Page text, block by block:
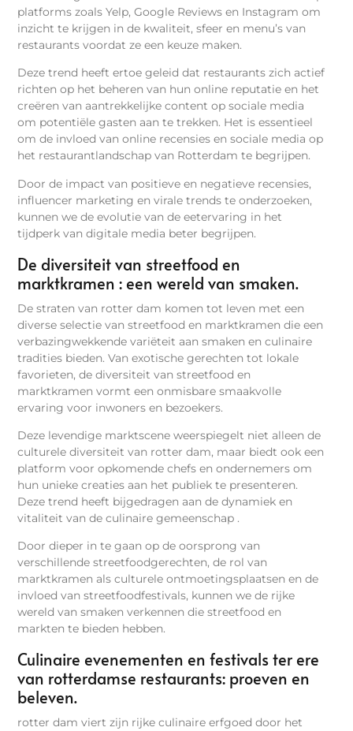
platforms zoals Yelp, Google Reviews en Instagram om
inzicht te krijgen in de kwaliteit, sfeer en menu’s van
restaurants voordat ze een keuze maken.
Deze trend heeft ertoe geleid dat restaurants zich actief
richten op het beheren van hun online reputatie en het
creëren van aantrekkelijke content op sociale media
om potentiële gasten aan te trekken. Het is essentieel
om de invloed van online recensies en sociale media op
het restaurantlandschap van Rotterdam te begrijpen.
Door de impact van positieve en negatieve recensies,
influencer marketing en virale trends te onderzoeken,
kunnen we de evolutie van de eetervaring in het
tijdperk van digitale media beter begrijpen.
De diversiteit van streetfood en
marktkramen : een wereld van smaken.
De straten van rotter dam komen tot leven met een
diverse selectie van streetfood en marktkramen die een
verbazingwekkende variëteit aan smaken en culinaire
tradities bieden. Van exotische gerechten tot lokale
favorieten, de diversiteit van streetfood en
marktkramen vormt een onmisbare smaakvolle
ervaring voor inwoners en bezoekers.
Deze levendige marktscene weerspiegelt niet alleen de
culturele diversiteit van rotter dam, maar biedt ook een
platform voor opkomende chefs en ondernemers om
hun unieke creaties aan het publiek te presenteren.
Deze trend heeft bijgedragen aan de dynamiek en
vitaliteit van de culinaire gemeenschap .
Door dieper in te gaan op de oorsprong van
verschillende streetfoodgerechten, de rol van
marktkramen als culturele ontmoetingsplaatsen en de
invloed van streetfoodfestivals, kunnen we de rijke
wereld van smaken verkennen die streetfood en
markten te bieden hebben.
Culinaire evenementen en festivals ter ere
van rotterdamse restaurants: proeven en
beleven.
rotter dam viert zijn rijke culinaire erfgoed door het